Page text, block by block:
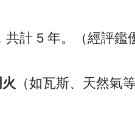
計 5 年。（經評鑑
（如瓦斯、天然氣等